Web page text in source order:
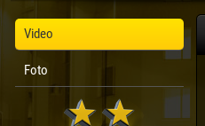
Video
Foto